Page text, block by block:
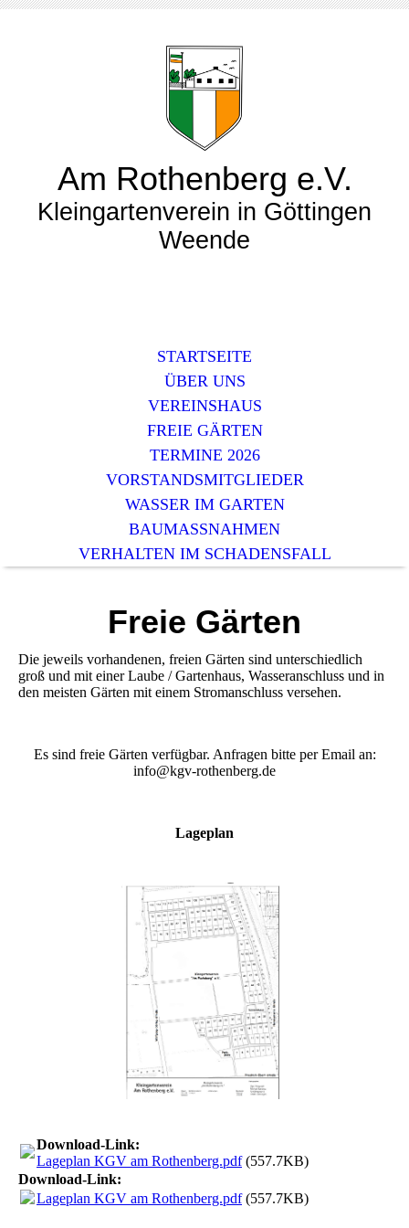
Am Rothenberg e.V.
Kleingartenverein in Göttingen
Weende
STARTSEITE
ÜBER UNS
VEREINSHAUS
FREIE GÄRTEN
TERMINE 2026
VORSTANDSMITGLIEDER
WASSER IM GARTEN
BAUMASSNAHMEN
VERHALTEN IM SCHADENSFALL
Freie Gärten
Die jeweils vorhandenen, freien Gärten sind unterschiedlich
groß und mit einer Laube / Gartenhaus, Wasseranschluss und in
den meisten Gärten mit einem Stromanschluss versehen.
Es sind freie Gärten verfügbar. Anfragen bitte per Email an:
info@kgv-rothenberg.de
Lageplan
Download-Link:
Lageplan KGV am Rothenberg.pdf(557.7KB)
Download-Link:
Lageplan KGV am Rothenberg.pdf(557.7KB)